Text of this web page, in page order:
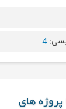
4
پروژه های